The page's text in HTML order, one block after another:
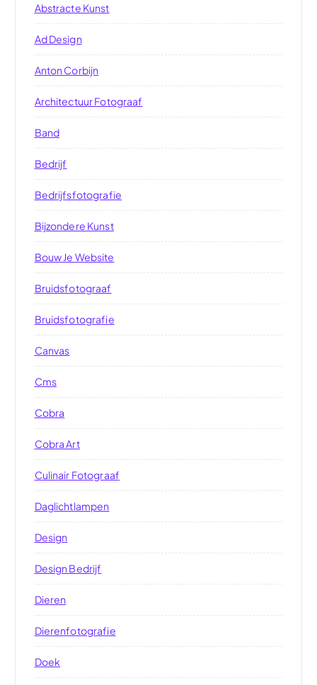
Abstracte Kunst
Ad Design
Anton Corbijn
Architectuur Fotograaf
Band
Bedrijf
Bedrijfsfotografie
Bijzondere Kunst
Bouw Je Website
Bruidsfotograaf
Bruidsfotografie
Canvas
Cms
Cobra
Cobra Art
Culinair Fotograaf
Daglichtlampen
Design
Design Bedrijf
Dieren
Dierenfotografie
Doek